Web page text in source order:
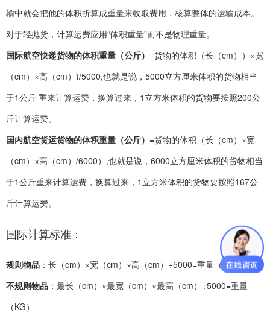
输中就会把他的体积折算成重量来收取费用，核算整体的运输成本。
对于轻抛货，计算运费应用“体积重量”而不是物理重量。
国际航空快递货物的体积重量（公斤） =货物的体积（长（cm））×宽
（cm）×高（cm）)/5000,也就是说，5000立方厘米体积的货物相当
于1公斤 重来计算运费，换算过来，1立方米体积的货物要按照200公
斤计算运费。
国内航空货运货物的体积重量（公斤） =货物的体积（长（cm）×宽
（cm）×高（cm）/6000）,也就是说，6000立方厘米体积的货物相当
于1公斤重来计算运费，换算过来，1立方米体积的货物要按照167公
斤计算运费。
国际计算标准：
规则物品 ：长（cm）×宽（cm）×高（cm）÷5000=重量（KG）
不规则物品 ：最长（cm）×最宽（cm）×最高（cm）÷5000=重量
（KG）